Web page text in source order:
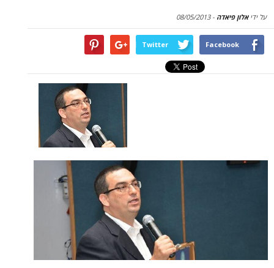
-
08/05/2013
Twitter